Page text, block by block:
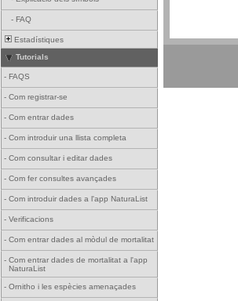
- FAQ
Estadístiques
Tutorials
- FAQS
- Com registrar-se
- Com entrar dades
- Com introduir una llista completa
- Com consultar i editar dades
- Com fer consultes avançades
- Com introduir dades a l'app NaturaList
- Verificacions
- Com entrar dades al mòdul de mortalitat
- Com entrar dades de mortalitat a l'app
NaturaList
- Ornitho i les espècies amenaçades